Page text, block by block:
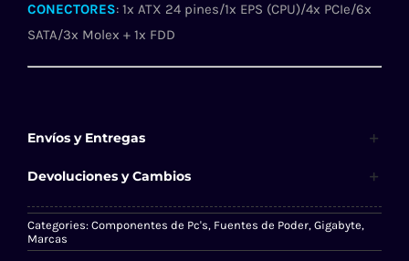
CONECTORES: 1x ATX 24 pines/1x EPS (CPU)/4x PCIe/6x
SATA/3x Molex + 1x FDD
Envíos y Entregas
Devoluciones y Cambios
Categories: Componentes de Pc's, Fuentes de Poder, Gigabyte,
Marcas